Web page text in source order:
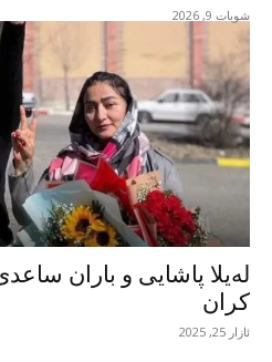
شوبات 9, 2026
لەیلا پاشایی و باران
کران
ئازار 25, 2025